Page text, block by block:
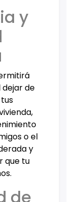
y
de
o el
y
que tu
de